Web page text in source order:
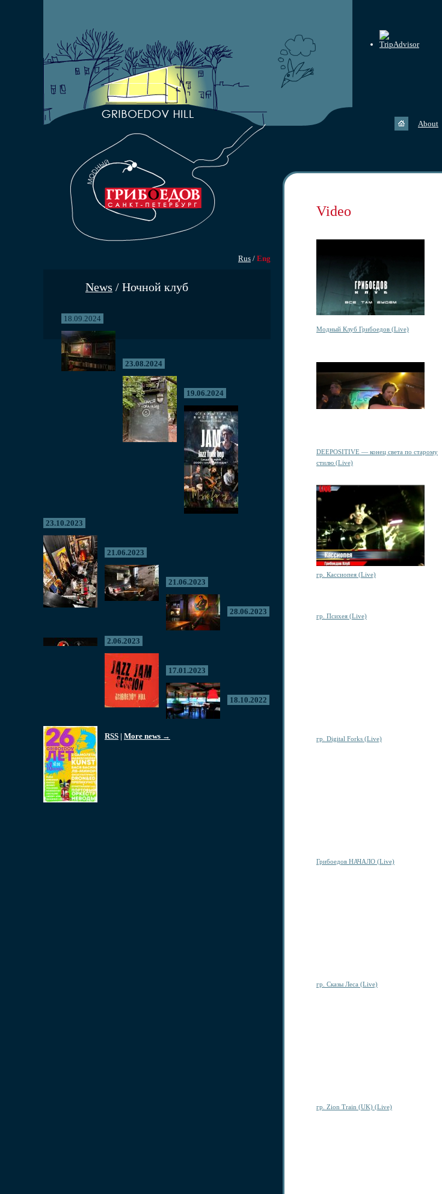
About
Rus / Eng
News / Ночной клуб
18.09.2024
23.08.2024
19.06.2024
23.10.2023
21.06.2023
21.06.2023
28.06.2023
2.06.2023
17.01.2023
18.10.2022
RSS | More news →
Video
Mодный Клуб Грибоедов (Live)
DEEPOSITIVE — конец света по старому
стилю (Live)
гр. Кассиопея (Live)
гр. Психея (Live)
гр. Digital Forks (Live)
Грибоедов НАЧАЛО (Live)
гр. Сказы Леса (Live)
гр. Zion Train (UK) (Live)